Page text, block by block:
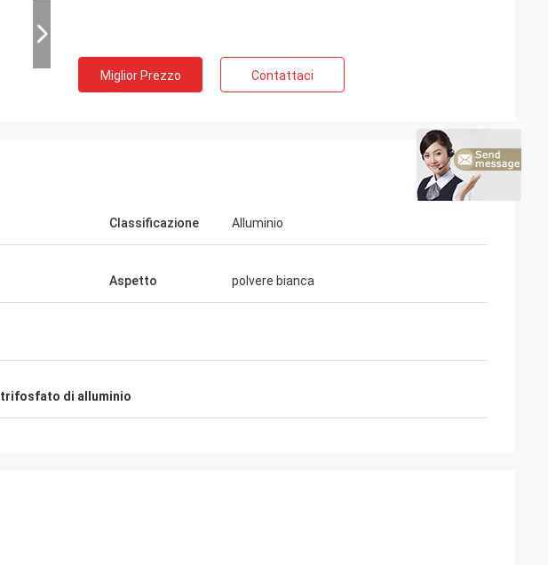
Miglior Prezzo Contattaci
Classificazione Alluminio
Aspetto polvere bianca
trifosfato di alluminio